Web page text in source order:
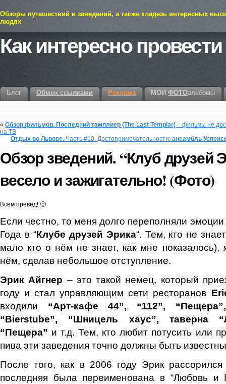
Обзоры путешествий и заведений, а также кладезь интересных
людях
Как интересно
Блог Обмен ссылками Реклама МОИ ФОТОальбомы
« Обзор фильмов. Последний тамплиер (The Last Templar) – фильмы не
на ТВ
Отдых во Львове.Часть #10. Достопримечательности: ансамбль
Обзор зведений. “Клуб друзей
весело и зажигательно! (Фото)
Всем превед! 🙂
Если честно, то меня долго переполняли
Года в “Клубе друзей Эрика“. Тем, кто не
мало кто о нём не знает, как мне показалось),
нём, сделав небольшое отступление.
Эрик Айгнер – это такой немец, который
году и стал управляющим сети ресторанов
входили “Арт-кафе 44”, “112”,
“Bierstube”, “Шницель хаус”, таверна
“Пещера” и т.д. Тем, кто любит потусить или
пива эти заведения точно должны быть
После того, как в 2006 году Эрик
последняя была переименована в “Любовь и